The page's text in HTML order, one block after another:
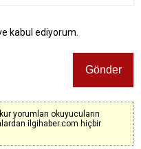
kabul ediyorum.
yorumları okuyucuların
ilgihaber.com hiçbir